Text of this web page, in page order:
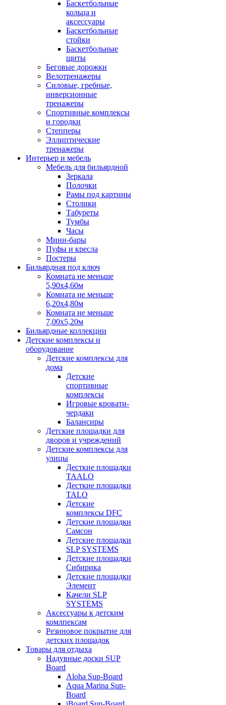
Баскетбольные
кольца и
аксессуары
Баскетбольные
стойки
Баскетбольные
щиты
Беговые дорожки
Велотренажеры
Силовые, гребные,
инверсионные
тренажеры
Спортивные комплексы
и городки
Степперы
Эллиптические
тренажеры
Интерьер и мебель
Мебель для бильярдной
Зеркала
Полочки
Рамы под картины
Столики
Табуреты
Тумбы
Часы
Мини-бары
Пуфы и кресла
Постеры
Бильярдная под ключ
Комната не меньше
5,90х4,60м
Комната не меньше
6,20х4,80м
Комната не меньше
7,00х5,20м
Бильярдные коллекции
Детские комплексы и
оборудование
Детские комплексы для
дома
Детские
спортивные
комплексы
Игровые кровати-
чердаки
Балансиры
Детские площадки для
дворов и учреждений
Детские комплексы для
улицы
Десткие площадки
TAALO
Десткие площадки
TALO
Детские
комплексы DFC
Детские площадки
Самсон
Детские площадки
SLP SYSTEMS
Детские площадки
Сибирика
Детские площадки
Элемент
Качели SLP
SYSTEMS
Аксессуары к детским
комлпексам
Резиновое покрытие для
детских площадок
Товары для отдыха
Надувные доски SUP
Board
Aloha Sup-Board
Aqua Marina Sup-
Board